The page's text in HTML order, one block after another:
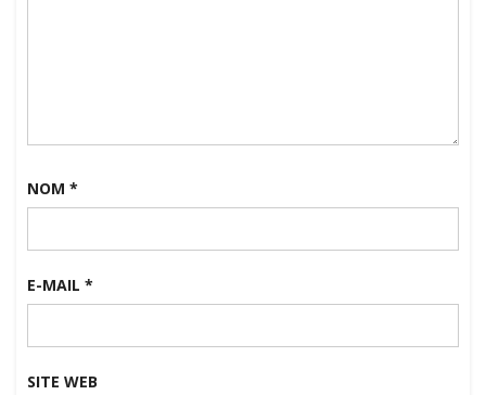
NOM *
E-MAIL *
SITE WEB